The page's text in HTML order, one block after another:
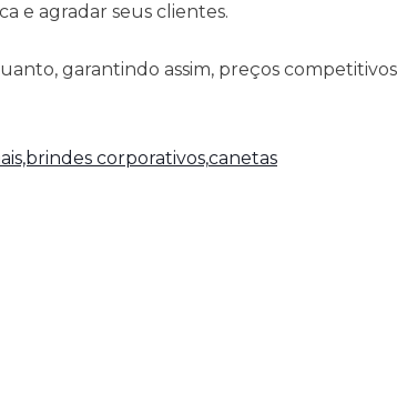
e agradar seus clientes.
garantindo assim, preços
corporativos,canetas